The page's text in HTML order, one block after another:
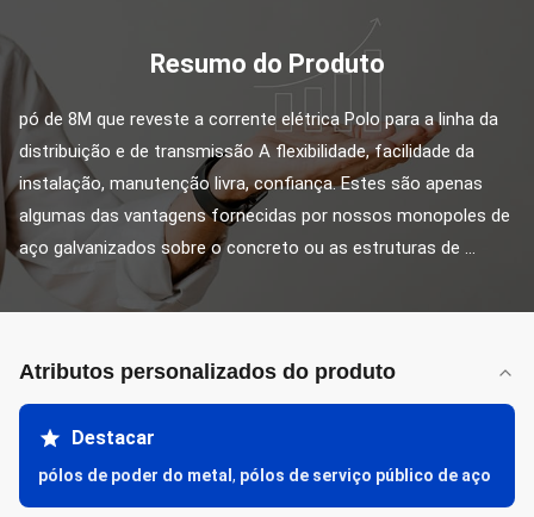
Resumo do Produto
pó de 8M que reveste a corrente elétrica Polo para a linha da
distribuição e de transmissão A flexibilidade, facilidade da
instalação, manutenção livra, confiança. Estes são apenas
algumas das vantagens fornecidas por nossos monopoles de
aço galvanizados sobre o concreto ou as estruturas de ...
Atributos personalizados do produto
Destacar
pólos de poder do metal , pólos de serviço público de aço